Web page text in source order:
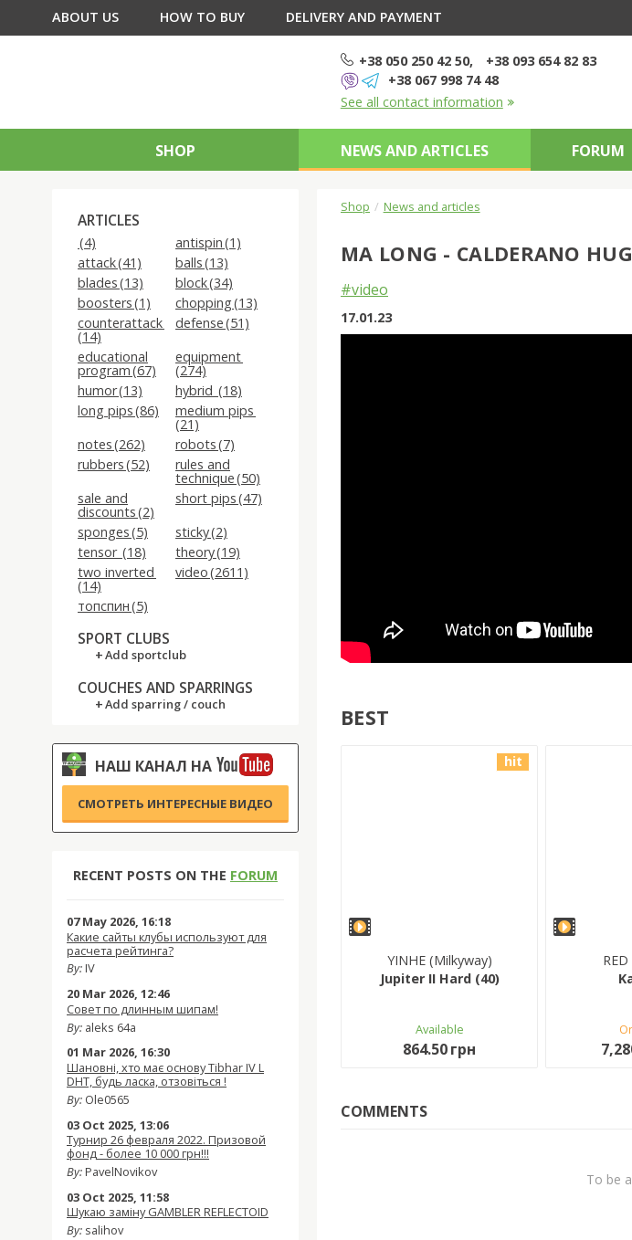
ABOUT US HOW TO BUY DELIVERY AND PAYMENT
+38 050 250 42 50
+38 093 654 82 83
+38 067 998 74 48
See all contact information
SHOP NEWS AND ARTICLES FORUM
ARTICLES
(4)
antispin (1)
attack (41)
balls (13)
blades (13)
block (34)
boosters (1)
chopping (13)
counterattack
(14)
defense (51)
educational
program (67)
equipment
(274)
humor (13)
hybrid (18)
long pips (86)
medium pips
(21)
notes (262)
robots (7)
rubbers (52)
rules and
technique (50)
sale and
discounts (2)
short pips (47)
sponges (5)
sticky (2)
tensor (18)
theory (19)
two inverted
(14)
video (2611)
топспин (5)
SPORT CLUBS
Add sportclub
COUCHES AND SPARRINGS
Add sparring / couch
НАШ КАНАЛ НА
СМОТРЕТЬ ИНТЕРЕСНЫЕ ВИДЕО
RECENT POSTS ON THE FORUM
07 May 2026, 16:18
Какие сайты клубы используют для
расчета рейтинга?
By:IV
20 Mar 2026, 12:46
Совет по длинным шипам!
By: aleks 64a
01 Mar 2026, 16:30
Шановні, хто має основу Tibhar IV L
DHT, будь ласка, отзовіться !
By: Ole0565
03 Oct 2025, 13:06
Турнир 26 февраля 2022. Призовой
фонд - более 10 000 грн!!!
By:PavelNovikov
03 Oct 2025, 11:58
Шукаю заміну GAMBLER REFLECTOID
By: salihov
Shop News and articles
MA LONG - CALDERANO
#video
17.01.23
BEST
hit
YINHE (Milkyway)
Jupiter II Hard (40)
Available
864.50 грн
COMMENTS
To be